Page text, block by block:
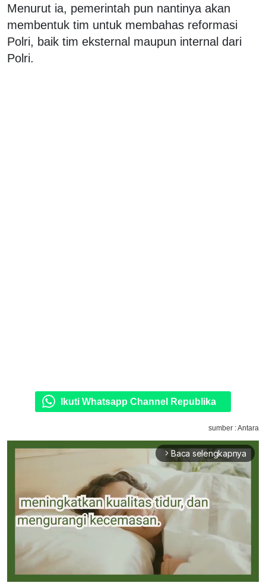
Menurut ia, pemerintah pun nantinya akan
membentuk tim untuk membahas reformasi
Polri, baik tim eksternal maupun internal dari
Polri.
Ikuti Whatsapp Channel Republika
sumber : Antara
arrow_forward_ios Baca selengkapnya